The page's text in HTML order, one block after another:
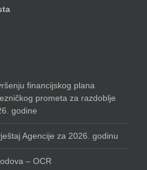
financijskog plana
prometa za razdoblje
godine
Agencije za 2026. godinu
– OCR